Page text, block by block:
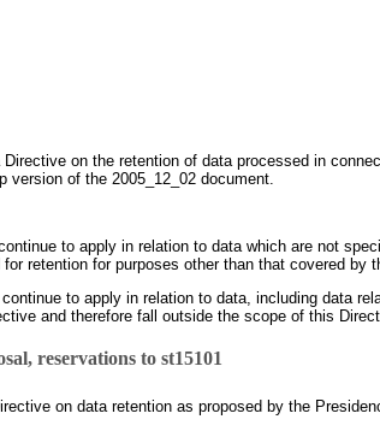
on the retention of data processed in
version of the 2005_12_02 document.
to apply in relation to data which are not
retention for purposes other than that covered by
to apply in relation to data, including data
and therefore fall outside the scope of this
reservations to st15101
on data retention as proposed by the